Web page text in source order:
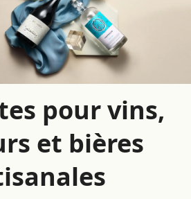
pour vins,
et bières